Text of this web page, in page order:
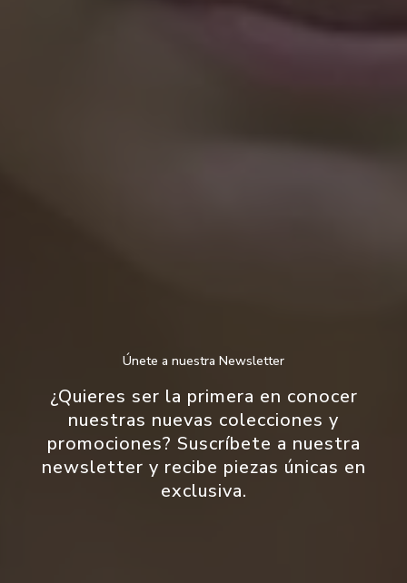
Únete a nuestra Newsletter
¿Quieres ser la primera en conocer
nuestras nuevas colecciones y
promociones? Suscríbete a nuestra
newsletter y recibe piezas únicas en
exclusiva.